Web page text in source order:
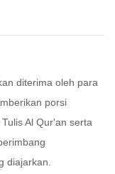
diterima oleh para
porsi
Al Qur'an serta
diajarkan.